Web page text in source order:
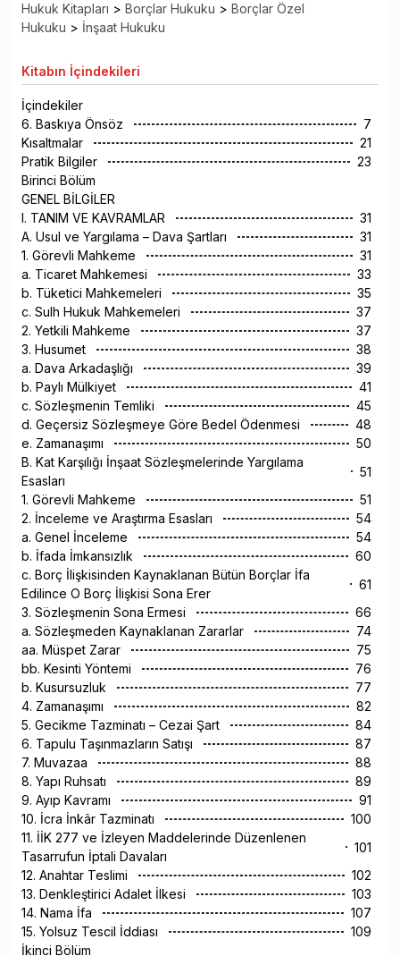
Hukuk Kitapları > Borçlar Hukuku > Borçlar Özel
Hukuku > İnşaat Hukuku
Kitabın İçindekileri
İçindekiler
6. Baskıya Önsöz
7
Kısaltmalar
21
Pratik Bilgiler
23
Birinci Bölüm
GENEL BİLGİLER
I. TANIM VE KAVRAMLAR
31
A. Usul ve Yargılama – Dava Şartları
31
1. Görevli Mahkeme
31
a. Ticaret Mahkemesi
33
b. Tüketici Mahkemeleri
35
c. Sulh Hukuk Mahkemeleri
37
2. Yetkili Mahkeme
37
3. Husumet
38
a. Dava Arkadaşlığı
39
b. Paylı Mülkiyet
41
c. Sözleşmenin Temliki
45
d. Geçersiz Sözleşmeye Göre Bedel Ödenmesi
48
e. Zamanaşımı
50
B. Kat Karşılığı İnşaat Sözleşmelerinde Yargılama
Esasları
51
1. Görevli Mahkeme
51
2. İnceleme ve Araştırma Esasları
54
a. Genel İnceleme
54
b. İfada İmkansızlık
60
c. Borç İlişkisinden Kaynaklanan Bütün Borçlar İfa
Edilince O Borç İlişkisi Sona Erer
61
3. Sözleşmenin Sona Ermesi
66
a. Sözleşmeden Kaynaklanan Zararlar
74
aa. Müspet Zarar
75
bb. Kesinti Yöntemi
76
b. Kusursuzluk
77
4. Zamanaşımı
82
5. Gecikme Tazminatı – Cezai Şart
84
6. Tapulu Taşınmazların Satışı
87
7. Muvazaa
88
8. Yapı Ruhsatı
89
9. Ayıp Kavramı
91
10. İcra İnkâr Tazminatı
100
11. İİK 277 ve İzleyen Maddelerinde Düzenlenen
Tasarrufun İptali Davaları
101
12. Anahtar Teslimi
102
13. Denkleştirici Adalet İlkesi
103
14. Nama İfa
107
15. Yolsuz Tescil İddiası
109
İkinci Bölüm